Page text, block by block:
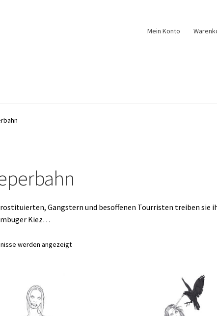
Mein Konto
Gangstern und besoffenen Tourristen treiben sie
Kiez…
werden angezeigtNach